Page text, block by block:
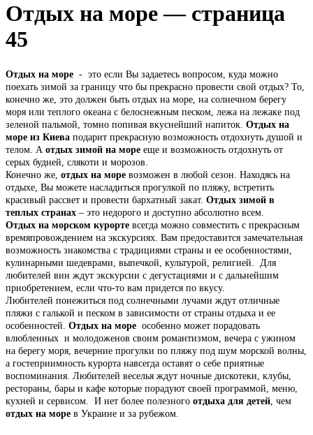
Отдых на море — страница
45
Отдых на море - это если Вы задаетесь вопросом, куда можно
поехать зимой за границу что бы прекрасно провести свой отдых? То,
конечно же, это должен быть отдых на море, на солнечном берегу
моря или теплого океана с белоснежным песком, лежа на лежаке под
зеленой пальмой, томно попивая вкуснейший напиток. Отдых на
море из Киева подарит прекрасную возможность отдохнуть душой и
телом. А отдых зимой на море еще и возможность отдохнуть от
серых будней, слякоти и морозов.
Конечно же, отдых на море возможен в любой сезон. Находясь на
отдыхе, Вы можете насладиться прогулкой по пляжу, встретить
красивый рассвет и провести бархатный закат. Отдых зимой в
теплых странах – это недорого и доступно абсолютно всем.
Отдых на морском курорте всегда можно совместить с прекрасным
времяпровождением на экскурсиях. Вам предоставится замечательная
возможность знакомства с традициями страны и ее особенностями,
кулинарными шедеврами, выпечкой, культурой, религией. Для
любителей вин ждут экскурсии с дегустациями и с дальнейшим
приобретением, если что-то вам придется по вкусу.
Любителей понежиться под солнечными лучами ждут отличные
пляжи с галькой и песком в зависимости от страны отдыха и ее
особенностей. Отдых на море особенно может порадовать
влюбленных и молодоженов своим романтизмом, вечера с ужином
на берегу моря, вечерние прогулки по пляжу под шум морской волны,
а гостеприимность курорта навсегда оставят о себе приятные
воспоминания. Любителей веселья ждут ночные дискотеки, клубы,
рестораны, бары и кафе которые порадуют своей программой, меню,
кухней и сервисом. И нет более полезного отдыха для детей , чем
отдых на море в Украине и за рубежом.